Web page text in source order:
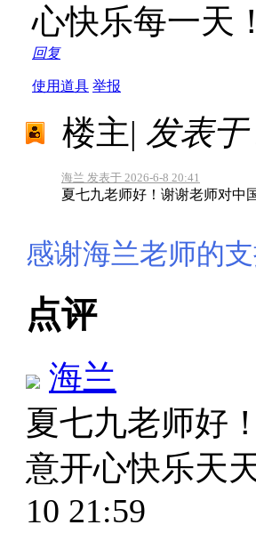
心快乐每一天
回复
使用道具 举报
楼主| 发表于
海兰 发表于 2026-6-8 20:41
夏七九老师好！谢谢老师对中
感谢海兰老师的支
点评
海兰
夏七九老师好
意开心快乐天
10 21:59